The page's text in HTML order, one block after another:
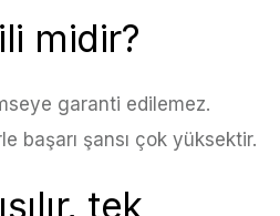
midir?
garanti edilemez.
başarı şansı çok yüksektir.
tek